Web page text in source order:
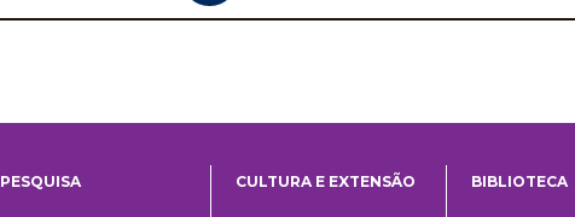
PESQUISA CULTURA E EXTENSÃO BIBLIOTECA